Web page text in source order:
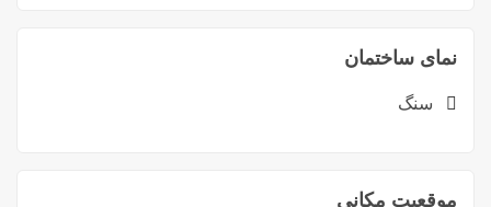
نمای ساختمان
سنگ
موقعیت مکانی